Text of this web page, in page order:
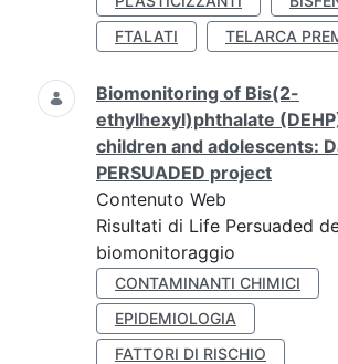
FTALATI
TELARCA
Biomonitoring of Bis(2-
ethylhexyl)phthalate
children and adolescents:
PERSUADED project
Contenuto Web
Risultati di Life Persuaded
biomonitoraggio
CONTAMINANTI CHIMICI
EPIDEMIOLOGIA
FATTORI DI RISCHIO